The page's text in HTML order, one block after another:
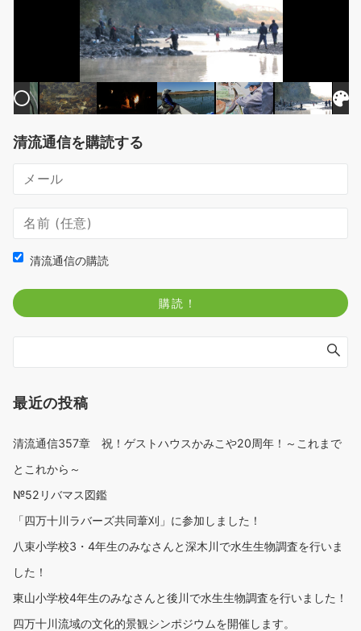
清流通信を購読する
清流通信の購読
最近の投稿
清流通信357章 祝！ゲストハウスかみこや20周年！～これまで
とこれから～
№52リバマス図鑑
「四万十川ラバーズ共同葦刈」に参加しました！
八束小学校3・4年生のみなさんと深木川で水生生物調査を行いま
した！
東山小学校4年生のみなさんと後川で水生生物調査を行いました！
四万十川流域の文化的景観シンポジウムを開催します。